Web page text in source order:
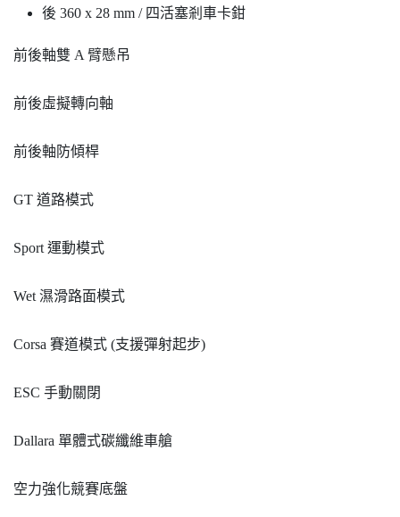
後 360 x 28 mm / 四活塞剎車卡鉗
前後軸雙 A 臂懸吊
前後虛擬轉向軸
前後軸防傾桿
GT 道路模式
Sport 運動模式
Wet 濕滑路面模式
Corsa 賽道模式 (支援彈射起步)
ESC 手動關閉
Dallara 單體式碳纖維車艙
空力強化競賽底盤